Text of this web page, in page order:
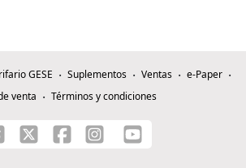
GESE Suplementos Ventas
e-Paper
venta
Términos y condiciones